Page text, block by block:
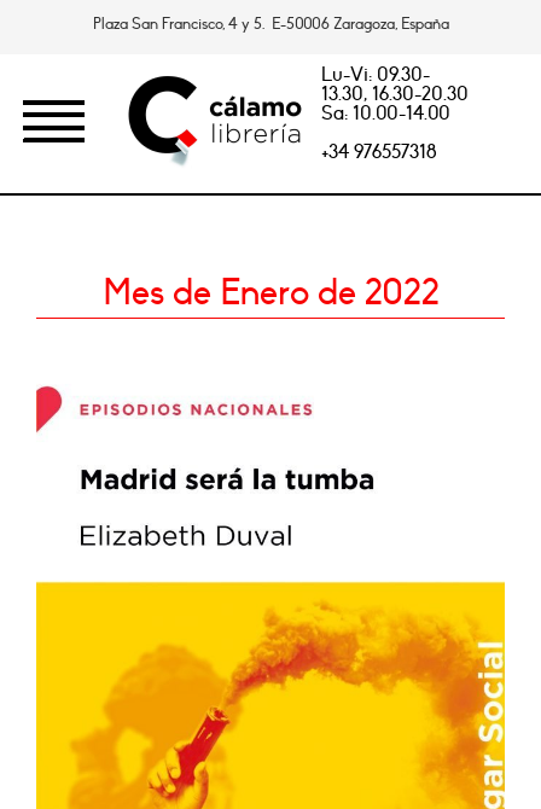
Plaza San Francisco, 4 y 5. E-50006 Zaragoza, España
Lu-Vi: 09.30-
13.30, 16.30-20.30
Sa: 10.00-14.00
+34 976557318
Mes de Enero de 2022